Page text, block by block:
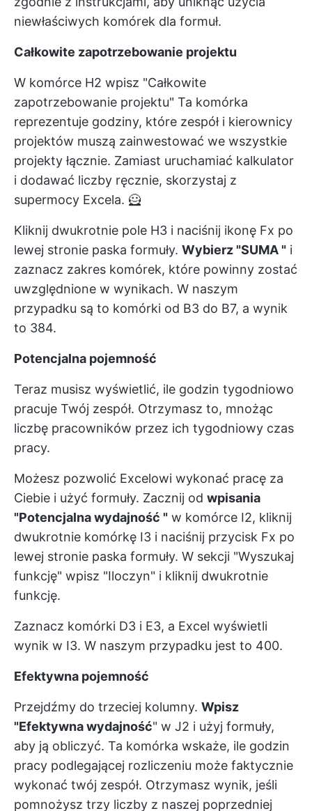
niewłaściwych komórek dla formuł.
Całkowite zapotrzebowanie projektu
W komórce H2 wpisz "Całkowite
zapotrzebowanie projektu" Ta komórka
reprezentuje godziny, które zespół i kierownicy
projektów muszą zainwestować we wszystkie
projekty łącznie. Zamiast uruchamiać kalkulator
i dodawać liczby ręcznie, skorzystaj z
supermocy Excela. 🦸
Kliknij dwukrotnie pole H3 i naciśnij ikonę Fx po
lewej stronie paska formuły. Wybierz "SUMA " i
zaznacz zakres komórek, które powinny zostać
uwzględnione w wynikach. W naszym
przypadku są to komórki od B3 do B7, a wynik
to 384.
Potencjalna pojemność
Teraz musisz wyświetlić, ile godzin tygodniowo
pracuje Twój zespół. Otrzymasz to, mnożąc
liczbę pracowników przez ich tygodniowy czas
pracy.
Możesz pozwolić Excelowi wykonać pracę za
Ciebie i użyć formuły. Zacznij od wpisania
"Potencjalna wydajność " w komórce I2, kliknij
dwukrotnie komórkę I3 i naciśnij przycisk Fx po
lewej stronie paska formuły. W sekcji "Wyszukaj
funkcję" wpisz "Iloczyn" i kliknij dwukrotnie
funkcję.
Zaznacz komórki D3 i E3, a Excel wyświetli
wynik w I3. W naszym przypadku jest to 400.
Efektywna pojemność
Przejdźmy do trzeciej kolumny. Wpisz
"Efektywna wydajność" w J2 i użyj formuły,
aby ją obliczyć. Ta komórka wskaże, ile godzin
pracy podlegającej rozliczeniu może faktycznie
wykonać twój zespół. Otrzymasz wynik, jeśli
pomnożysz trzy liczby z naszej poprzedniej